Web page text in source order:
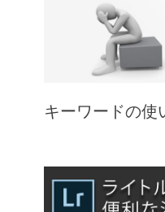
キーワードの使